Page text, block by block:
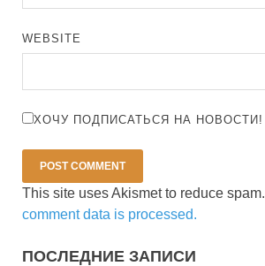
WEBSITE
ХОЧУ ПОДПИСАТЬСЯ НА НОВОСТИ!
This site uses Akismet to reduce spam.
comment data is processed.
ПОСЛЕДНИЕ ЗАПИСИ